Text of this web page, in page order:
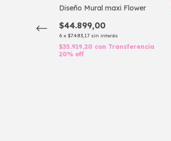
Diseño Mural maxi Flower
$44.899,00
6 x $7.483,17 sin interés
$35.919,20 con Transferencia
20% off